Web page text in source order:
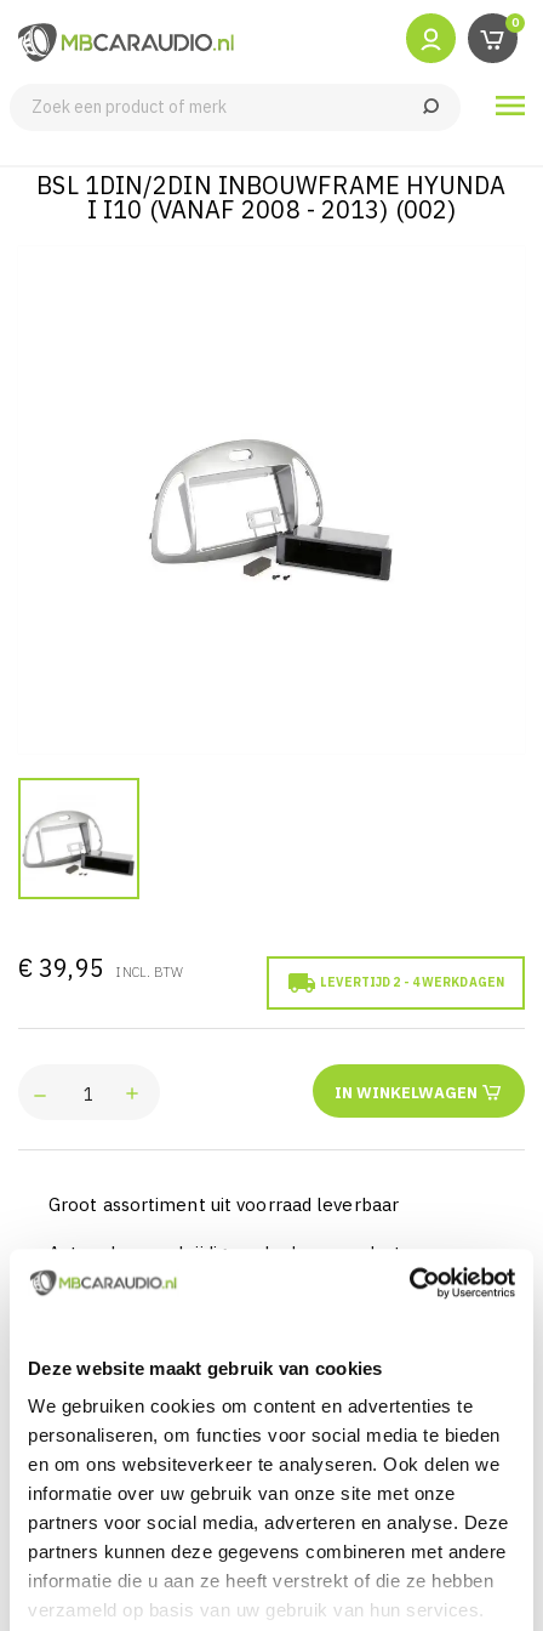
Deze website maakt gebruik van cookies
We gebruiken cookies om content en advertenties te
personaliseren, om functies voor social media te bieden
en om ons websiteverkeer te analyseren. Ook delen we
informatie over uw gebruik van onze site met onze
partners voor social media, adverteren en analyse. Deze
partners kunnen deze gegevens combineren met andere
informatie die u aan ze heeft verstrekt of die ze hebben
verzameld op basis van uw gebruik van hun services.
0

BSL 1DIN/2DIN INBOUWFRAME HYUNDA
I I10 (VANAF 2008 - 2013) (002)
€ 39,95 INCL. BTW  LEVERTIJD 2 - 4 WERKDAGEN
IN WINKELWAGEN
Groot assortiment uit voorraad leverbaar
Actueel en veelzijdig aanbod van producten
Officieel en erkende merkdealer
Servicegericht met kwaliteit boven kwantiteit
Internationaal verzonden met DHL en PostNL
Deskundig advies, telefonisch en per e-mail
Professionele montage mogelijk
Gemiddelde klantbeoordeling van 9,5 / 10